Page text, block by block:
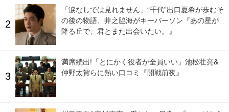
「涙なしでは見れません」“千代”出口夏希が歩むそ
の後の物語、井之脇海がキーパーソン『あの星が
降る丘で、君とまた出会いたい。』
満席続出!「とにかく役者が全員いい」池松壮亮&
仲野太賀らに熱い口コミ『開戦前夜』